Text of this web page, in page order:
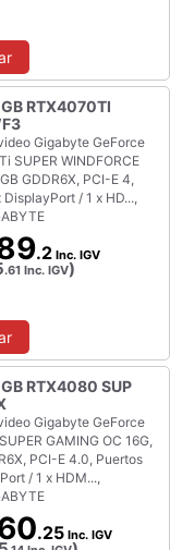
RTX4070TI
Gigabyte GeForce
SUPER WINDFORCE
GDDR6X, PCI-E 4,
/ 1 x HD...,
.2 Inc. IGV
.61 Inc. IGV)
RTX4080 SUP
Gigabyte GeForce
GAMING OC 16G,
PCI-E 4.0, Puertos
/ 1 x HDM...,
.25 Inc. IGV